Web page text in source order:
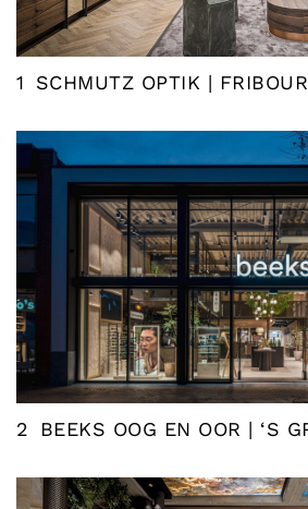
1 SCHMUTZ OPTIK |
2 BEEKS OOG EN OOR | ‘S